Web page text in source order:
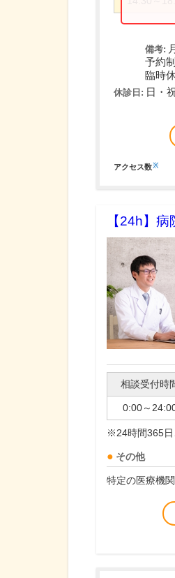
備考:
予約制
臨時
休診日: 日・
アクセス数※
【24h】 病
相談受付時
0:00～
※24時間365日
その他
特定の医療機